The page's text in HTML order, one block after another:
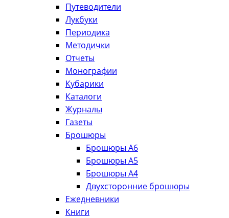
Путеводители
Лукбуки
Периодика
Методички
Отчеты
Монографии
Кубарики
Каталоги
Журналы
Газеты
Брошюры
Брошюры А6
Брошюры А5
Брошюры А4
Двухсторонние брошюры
Ежедневники
Книги